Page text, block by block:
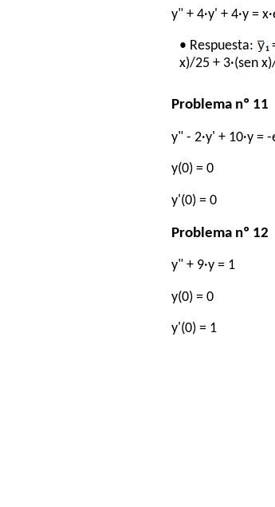
y" + 4·y' + 4·y =
• Respuesta: ₁
x)/25 + 3·(sen
Problema nº 11
y" - 2·y' + 10·y = -
y(0) = 0
y'(0) = 0
Problema nº 12
y" + 9·y = 1
y(0) = 0
y'(0) = 1